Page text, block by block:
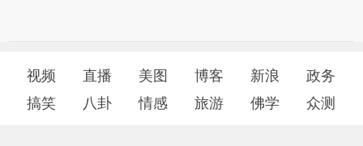
视频 直播 美图 博客 新浪
政务
搞笑
八卦 情感 旅游 佛学 众测